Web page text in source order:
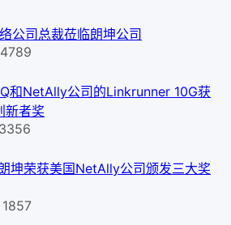
公司总裁莅临朗坤公司
4789
和NetAlly公司的Linkrunner 10G获
新者奖
3356
坤荣获美国NetAlly公司颁发三大奖
1857